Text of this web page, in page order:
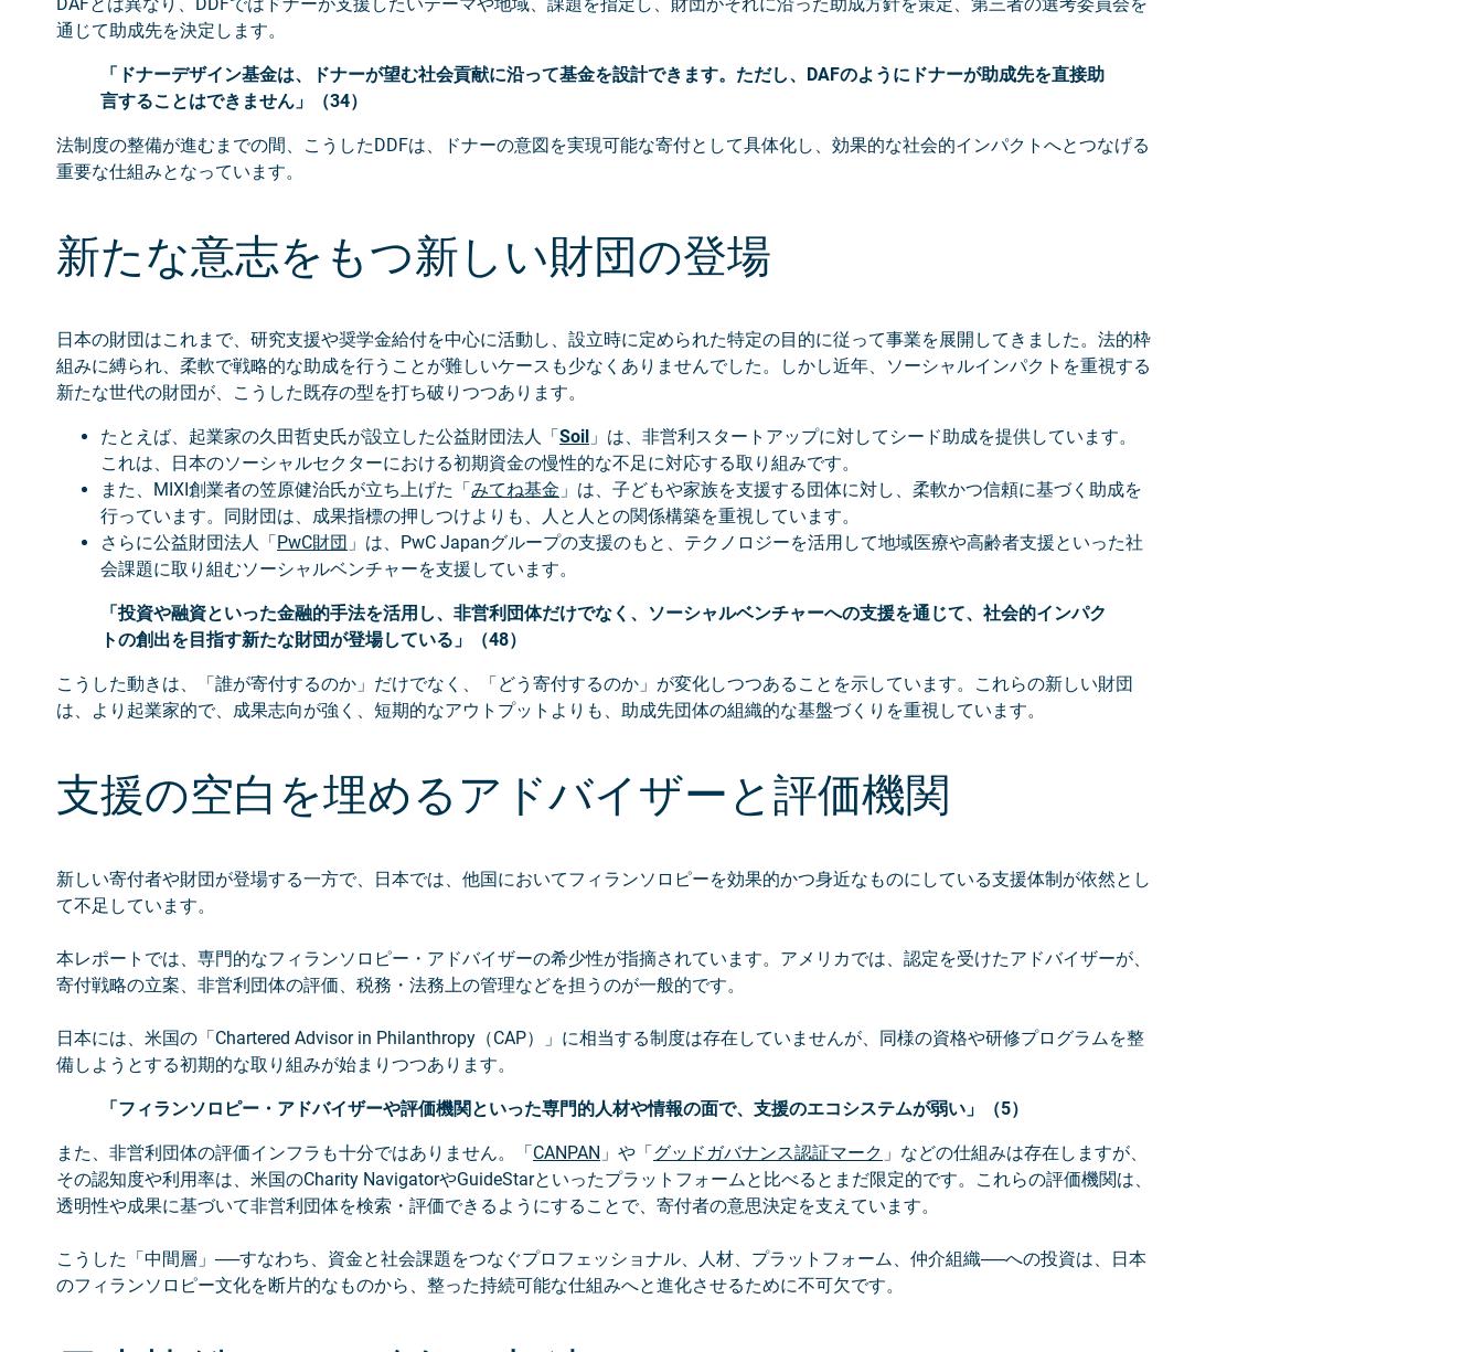
通じて助成先を決定します。
「ドナーデザイン基金は、ドナーが望む社会貢献に沿って基金を設計できます。ただし、DAFのようにドナーが助成先を直接助
言することはできません」（34）
法制度の整備が進むまでの間、こうしたDDFは、ドナーの意図を実現可能な寄付として具体化し、効果的な社会的インパクトへとつなげる
重要な仕組みとなっています。
新たな意志をもつ新しい財団の登場
日本の財団はこれまで、研究支援や奨学金給付を中心に活動し、設立時に定められた特定の目的に従って事業を展開してきました。法的枠
組みに縛られ、柔軟で戦略的な助成を行うことが難しいケースも少なくありませんでした。しかし近年、ソーシャルインパクトを重視する
新たな世代の財団が、こうした既存の型を打ち破りつつあります。
たとえば、起業家の久田哲史氏が設立した公益財団法人「Soil 」は、非営利スタートアップに対してシード助成を提供しています。
これは、日本のソーシャルセクターにおける初期資金の慢性的な不足に対応する取り組みです。
また、MIXI創業者の笠原健治氏が立ち上げた「みてね基金 」は、子どもや家族を支援する団体に対し、柔軟かつ信頼に基づく助成を
行っています。同財団は、成果指標の押しつけよりも、人と人との関係構築を重視しています。
さらに公益財団法人「PwC財団 」は、PwC Japanグループの支援のもと、テクノロジーを活用して地域医療や高齢者支援といった社
会課題に取り組むソーシャルベンチャーを支援しています。
「投資や融資といった金融的手法を活用し、非営利団体だけでなく、ソーシャルベンチャーへの支援を通じて、社会的インパク
トの創出を目指す新たな財団が登場している」（48）
こうした動きは、「誰が寄付するのか」だけでなく、「どう寄付するのか」が変化しつつあることを示しています。これらの新しい財団
は、より起業家的で、成果志向が強く、短期的なアウトプットよりも、助成先団体の組織的な基盤づくりを重視しています。
支援の空白を埋めるアドバイザーと評価機関
新しい寄付者や財団が登場する一方で、日本では、他国においてフィランソロピーを効果的かつ身近なものにしている支援体制が依然とし
て不足しています。
本レポートでは、専門的なフィランソロピー・アドバイザーの希少性が指摘されています。アメリカでは、認定を受けたアドバイザーが、
寄付戦略の立案、非営利団体の評価、税務・法務上の管理などを担うのが一般的です。
日本には、米国の「Chartered Advisor in Philanthropy（CAP）」に相当する制度は存在していませんが、同様の資格や研修プログラムを整
備しようとする初期的な取り組みが始まりつつあります。
「フィランソロピー・アドバイザーや評価機関といった専門的人材や情報の面で、支援のエコシステムが弱い」（5）
また、非営利団体の評価インフラも十分ではありません。「CANPAN 」や「グッドガバナンス認証マーク 」などの仕組みは存在しますが、
その認知度や利用率は、米国のCharity NavigatorやGuideStarといったプラットフォームと比べるとまだ限定的です。これらの評価機関は、
透明性や成果に基づいて非営利団体を検索・評価できるようにすることで、寄付者の意思決定を支えています。
こうした「中間層」──すなわち、資金と社会課題をつなぐプロフェッショナル、人材、プラットフォーム、仲介組織──への投資は、日本
のフィランソロピー文化を断片的なものから、整った持続可能な仕組みへと進化させるために不可欠です。